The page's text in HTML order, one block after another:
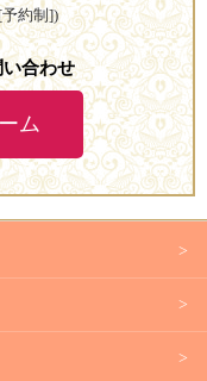
約制])
合わせ
ム